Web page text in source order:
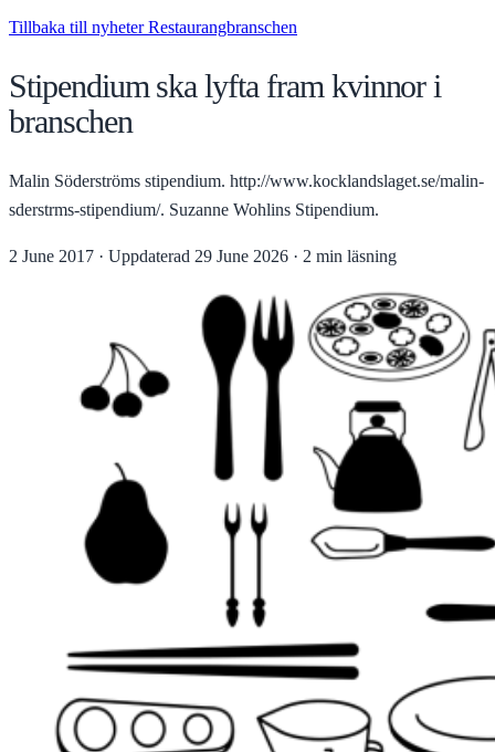
Tillbaka till nyheterRestaurangbranschen
Stipendium ska lyfta fram kvinnor i
branschen
Malin Söderströms stipendium. http://www.kocklandslaget.se/malin-
sderstrms-stipendium/. Suzanne Wohlins Stipendium.
2 June 2017 · Uppdaterad 29 June 2026 · 2 min läsning